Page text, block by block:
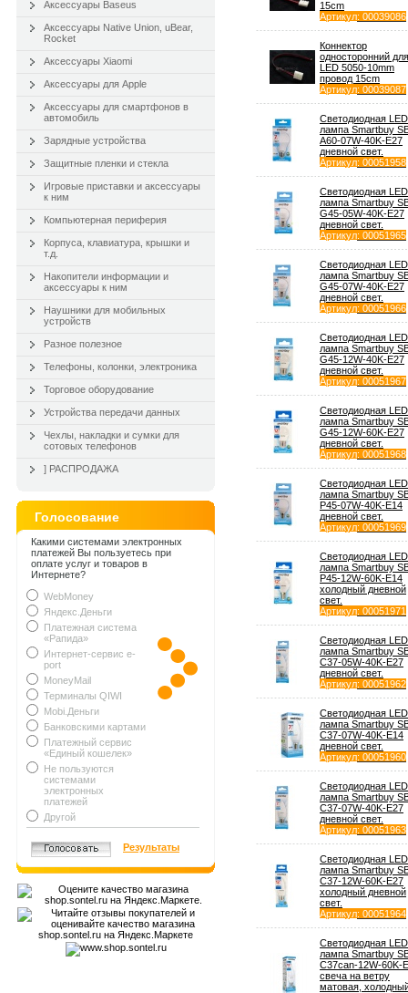
Аксессуары Baseus
Аксессуары Native Union, uBear,
Rocket
Аксессуары Xiaomi
Аксессуары для Apple
Аксессуары для смартфонов в
автомобиль
Зарядные устройства
Защитные пленки и стекла
Игровые приставки и аксессуары
к ним
Компьютерная периферия
Корпуса, клавиатура, крышки и
т.д.
Накопители информации и
аксессуары к ним
Наушники для мобильных
устройств
Разное полезное
Телефоны, колонки, электроника
Торговое оборудование
Устройства передачи данных
Чехлы, накладки и сумки для
сотовых телефонов
] РАСПРОДАЖА
Голосование
Какими системами электронных
платежей Вы пользуетесь при
оплате услуг и товаров в
Интернете?
WebMoney
Яндекс.Деньги
Платежная система
«Рапида»
Интернет-сервис e-
port
MoneyMail
Терминалы QIWI
Mobi.Деньги
Банковскими картами
Платежный сервис
«Единый кошелек»
Не пользуются
системами
электронных
платежей
Другой
Результаты
15cm
Артикул: 00039086
Коннектор
односторонний для
LED 5050-10mm
провод 15cm
Артикул: 00039087
Светодиодная LED
лампа Smartbuy
A60-07W-40K-E27
дневной свет.
Артикул: 00051958
Светодиодная LED
лампа Smartbuy
G45-05W-40K-E27
дневной свет.
Артикул: 00051965
Светодиодная LED
лампа Smartbuy
G45-07W-40K-E27
дневной свет.
Артикул: 00051966
Светодиодная LED
лампа Smartbuy
G45-12W-40K-E27
дневной свет.
Артикул: 00051967
Светодиодная LED
лампа Smartbuy
G45-12W-60K-E27
дневной свет.
Артикул: 00051968
Светодиодная LED
лампа Smartbuy
P45-07W-40K-E14
дневной свет.
Артикул: 00051969
Светодиодная LED
лампа Smartbuy
P45-12W-60K-E14
холодный дневной
свет.
Артикул: 00051971
Светодиодная LED
лампа Smartbuy
С37-05W-40K-E27
дневной свет.
Артикул: 00051962
Светодиодная LED
лампа Smartbuy
С37-07W-40K-E14
дневной свет.
Артикул: 00051960
Светодиодная LED
лампа Smartbuy
С37-07W-40K-E27
дневной свет.
Артикул: 00051963
Светодиодная LED
лампа Smartbuy
С37-12W-60K-E27
холодный дневной
свет.
Артикул: 00051964
Светодиодная LED
лампа Smartbuy
С37can-12W-60K-
свеча на ветру
матовая,